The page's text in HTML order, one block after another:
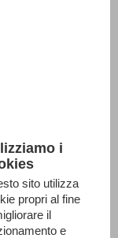
mail o
on line!
|
i
sito utilizza
propri al fine
il
e